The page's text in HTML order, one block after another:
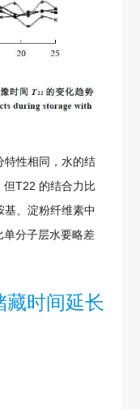
特性相同，水的结
但T22 的结合力比
基、淀粉纤维素中
单分子层水要略差
藏时间延长